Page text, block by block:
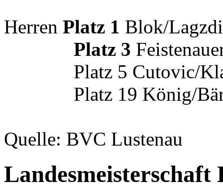
Herren Platz 1 Blok/
Platz 3
Platz 5 Cutovic/
Platz 19 König/
Quelle: BVC Lustenau
Landesmeisterschaft